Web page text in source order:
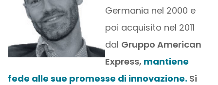
Germania nel 2000 e
poi acquisito nel 2011
dal Gruppo American
Express, mantiene
fede alle sue promesse di innovazione. Si